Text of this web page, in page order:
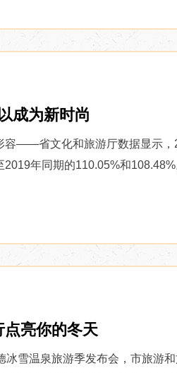
成为新时尚
——省文化和旅游厅数据显示，
年同期的110.05%和
亮你的冬天
温泉旅游季发布会，市旅游和